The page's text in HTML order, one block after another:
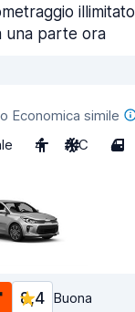
illimitato
una parte ora
o Economica simile
4 A/C 4
8,4 Buona